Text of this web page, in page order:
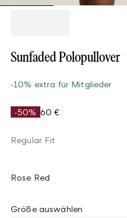
Sunfaded Polopullover
-10% extra für Mitglieder
-50% 60 €
Regular Fit
Rose Red
Größe auswählen